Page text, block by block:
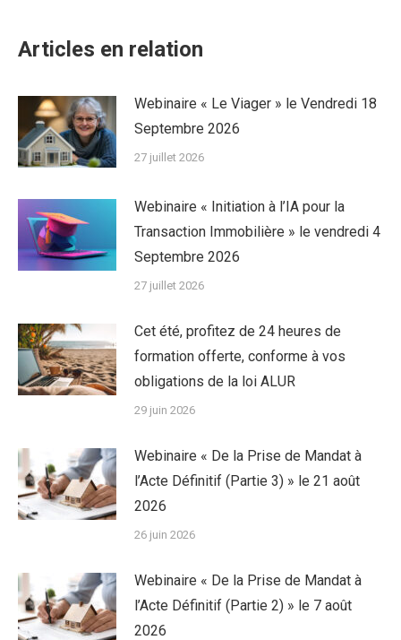
Articles en relation
Webinaire « Le Viager » le Vendredi 18
Septembre 2026
27 juillet 2026
Webinaire « Initiation à l’IA pour la
Transaction Immobilière » le vendredi 4
Septembre 2026
27 juillet 2026
Cet été, profitez de 24 heures de
formation offerte, conforme à vos
obligations de la loi ALUR
29 juin 2026
Webinaire « De la Prise de Mandat à
l’Acte Définitif (Partie 3) » le 21 août
2026
26 juin 2026
Webinaire « De la Prise de Mandat à
l’Acte Définitif (Partie 2) » le 7 août
2026